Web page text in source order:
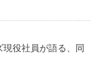
役社員が語る、同